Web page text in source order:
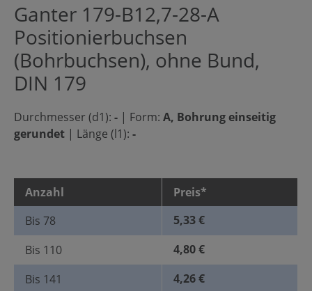
Ganter 179-B12,7-28-A
Positionierbuchsen
(Bohrbuchsen), ohne Bund,
DIN 179
Durchmesser (d1): - | Form: A, Bohrung einseitig
gerundet | Länge (l1): -
Anzahl
Preis*
Bis 78
5,33 €
Bis 110
4,80 €
Bis 141
4,26 €